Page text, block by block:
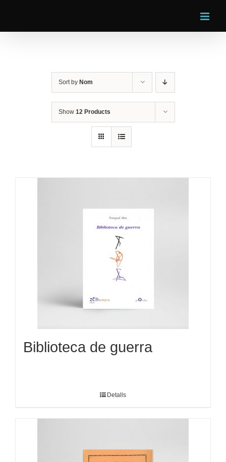
Sort by Nom
Show 12 Products
Biblioteca de guerra
Detalls